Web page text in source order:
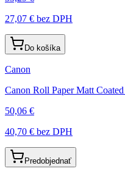
27,07 € bez DPH
Do košíka
Canon
Canon Roll Paper Matt
50,06 €
40,70 € bez DPH
Predobjednať